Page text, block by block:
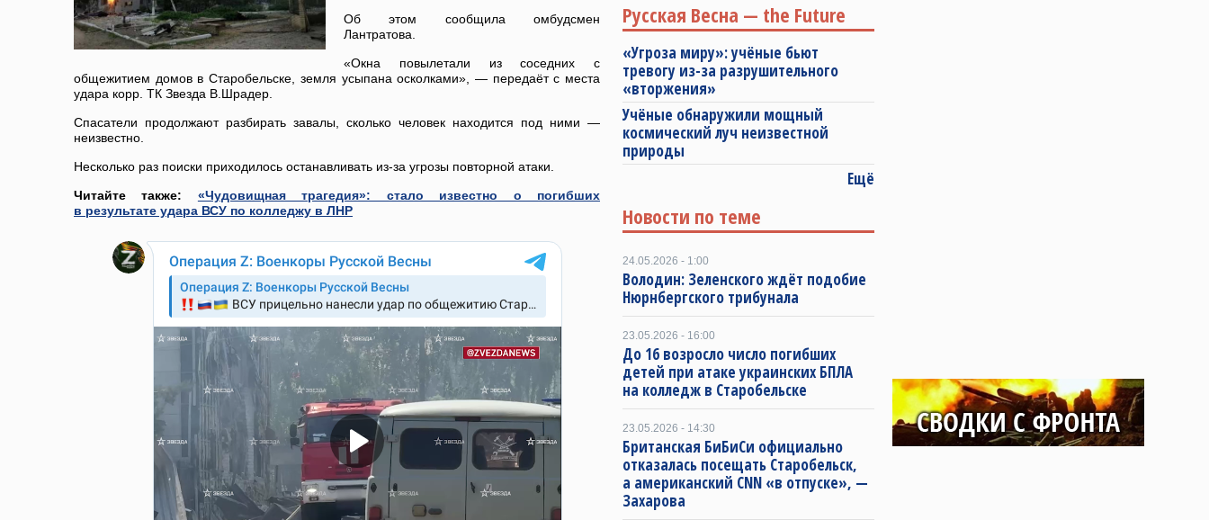
Об этом сообщила омбудсмен
Лантратова.
«Окна повылетали из соседних с
общежитием домов в Старобельске, земля усыпана осколками», — передаёт с места
удара корр. ТК Звезда В.Шрадер.
Спасатели продолжают разбирать завалы, сколько человек находится под ними —
неизвестно.
Несколько раз поиски приходилось останавливать из-за угрозы повторной атаки.
Читайте также: «Чудовищная трагедия»: стало известно о погибших
в результате удара ВСУ по колледжу в ЛНР
Русская Весна — the Future
«Угроза миру»: учёные бьют
тревогу из-за разрушительного
«вторжения»
Учёные обнаружили мощный
космический луч неизвестной
природы
Ещё
Новости по теме
24.05.2026 - 1:00
Володин: Зеленского ждёт подобие
Нюрнбергского трибунала
23.05.2026 - 16:00
До 16 возросло число погибших
детей при атаке украинских БПЛА
на колледж в Старобельске
23.05.2026 - 14:30
Британская БиБиСи официально
отказалась посещать Старобельск,
а американский CNN «в отпуске», —
Захарова